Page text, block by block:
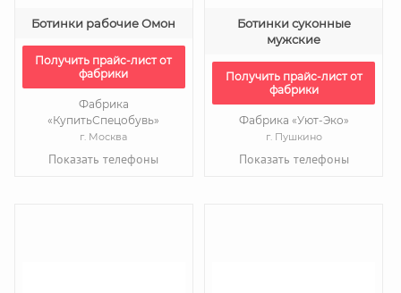
Ботинки рабочие Омон
Получить прайс-лист от
фабрики
Фабрика
«КупитьСпецобувь»
г. Москва
Показать телефоны
Ботинки суконные
мужские
Получить прайс-лист от
фабрики
Фабрика «Уют-Эко»
г. Пушкино
Показать телефоны